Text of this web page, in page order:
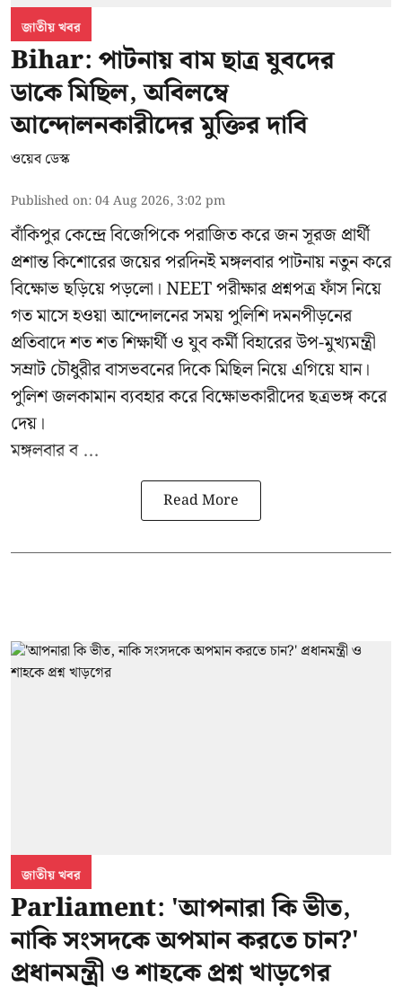
জাতীয় খবর
Bihar: পাটনায় বাম ছাত্র যুবদের
ডাকে মিছিল, অবিলম্বে
আন্দোলনকারীদের মুক্তির দাবি
ওয়েব ডেস্ক
Published on:04 Aug 2026, 3:02 pm
বাঁকিপুর কেন্দ্রে বিজেপিকে পরাজিত করে জন সূরজ প্রার্থী
প্রশান্ত কিশোরের জয়ের পরদিনই মঙ্গলবার পাটনায় নতুন করে
বিক্ষোভ ছড়িয়ে পড়লো। NEET পরীক্ষার প্রশ্নপত্র ফাঁস নিয়ে
গত মাসে হওয়া আন্দোলনের সময় পুলিশি দমনপীড়নের
প্রতিবাদে শত শত শিক্ষার্থী ও যুব কর্মী বিহারের উপ-মুখ্যমন্ত্রী
সম্রাট চৌধুরীর বাসভবনের দিকে মিছিল নিয়ে এগিয়ে যান।
পুলিশ জলকামান ব্যবহার করে বিক্ষোভকারীদের ছত্রভঙ্গ করে
দেয়।
মঙ্গলবার ব ...
Read More
জাতীয় খবর
Parliament: 'আপনারা কি ভীত,
নাকি সংসদকে অপমান করতে চান?'
প্রধানমন্ত্রী ও শাহকে প্রশ্ন খাড়গের